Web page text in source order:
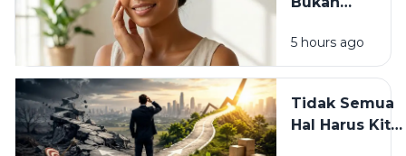
Tentang
Penampilan:
yang
Membuat
5 hours ago
Tidak Semua
Hal Harus Kita